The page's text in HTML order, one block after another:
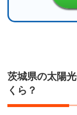
茨城県の太陽
くら？